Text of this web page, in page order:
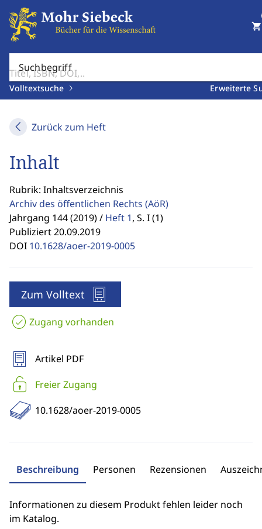
Suchbegriff
Volltextsuche Erweiterte
shopping_cart
Zurück zum Heft
Inhalt
Rubrik: Inhaltsverzeichnis
Archiv des öffentlichen Rechts (AöR)
Jahrgang 144 (2019) / Heft 1, S. I (1)
Publiziert 20.09.2019
DOI 10.1628/aoer-2019-0005
Zum Volltext
Zugang vorhanden
Artikel PDF
Freier Zugang
10.1628/aoer-2019-0005
Beschreibung Personen Rezensionen
Informationen zu diesem Produkt fehlen leider noch
im Katalog.